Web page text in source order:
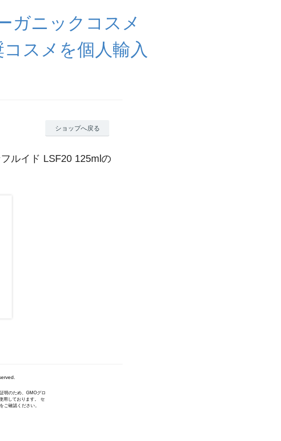
ガニックコスメ
スメを個人輸入
ショップへ戻る
ルイド LSF20 125mlの
明のため、GMOグロ
用しております。 セ
ご確認ください。